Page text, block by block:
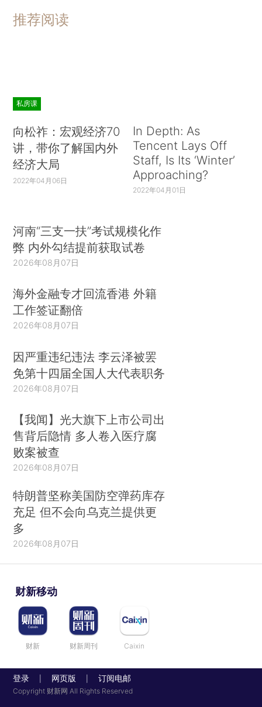
推荐阅读
私房课
向松祚：宏观经济70
讲，带你了解国内外
经济大局
2022年04月06日
In Depth: As
Tencent Lays Off
Staff, Is Its ‘Winter’
Approaching?
2022年04月01日
河南“三支一扶”考试规模化作
弊 内外勾结提前获取试卷
2026年08月07日
海外金融专才回流香港 外籍
工作签证翻倍
2026年08月07日
因严重违纪违法 李云泽被罢
免第十四届全国人大代表职务
2026年08月07日
【我闻】光大旗下上市公司出
售背后隐情 多人卷入医疗腐
败案被查
2026年08月07日
特朗普坚称美国防空弹药库存
充足 但不会向乌克兰提供更
多
2026年08月07日
财新移动
财新 财新周刊 Caixin
登录 网页版 订阅电邮
Copyright 财新网 All Rights Reserved